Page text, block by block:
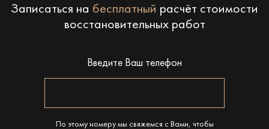
Записаться на бесплатный расчёт стоимости
восстановительных работ
Введите Ваш телефон
По этому номеру мы свяжемся с Вами, чтобы